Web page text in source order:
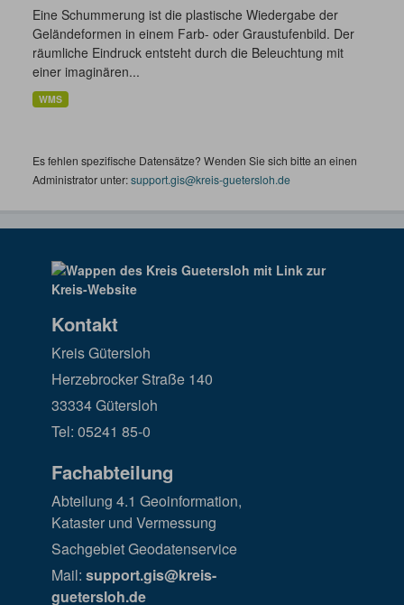
Eine Schummerung ist die plastische Wiedergabe der
Geländeformen in einem Farb- oder Graustufenbild. Der
räumliche Eindruck entsteht durch die Beleuchtung mit
einer imaginären...
WMS
Es fehlen spezifische Datensätze? Wenden Sie sich bitte an einen
Administrator unter:support.gis@kreis-guetersloh.de
Kontakt
Kreis Gütersloh
Herzebrocker Straße 140
33334 Gütersloh
Tel: 05241 85-0
Fachabteilung
Abteilung 4.1 Geoinformation,
Kataster und Vermessung
Sachgebiet Geodatenservice
Mail: support.gis@kreis-
guetersloh.de